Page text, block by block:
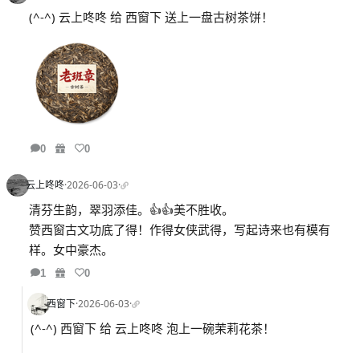
(^-^) 云上咚咚 给 西窗下 送上一盘古树茶饼！
0 0
云上咚咚·2026-06-03·
清芬生韵，翠羽添佳。👍👍美不胜收。
赞西窗古文功底了得！作得女侠武得，写起诗来也有模有
样。女中豪杰。
1 0
西窗下·2026-06-03·
(^-^) 西窗下 给 云上咚咚 泡上一碗茉莉花茶！